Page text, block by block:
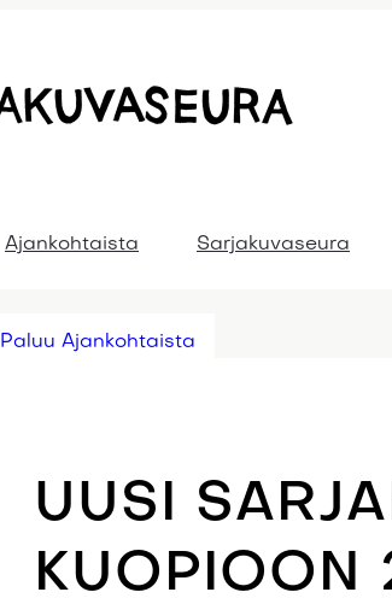
Ajankohtaista Sarjakuvaseura
Paluu Ajankohtaista
UUSI
KUOPIOON